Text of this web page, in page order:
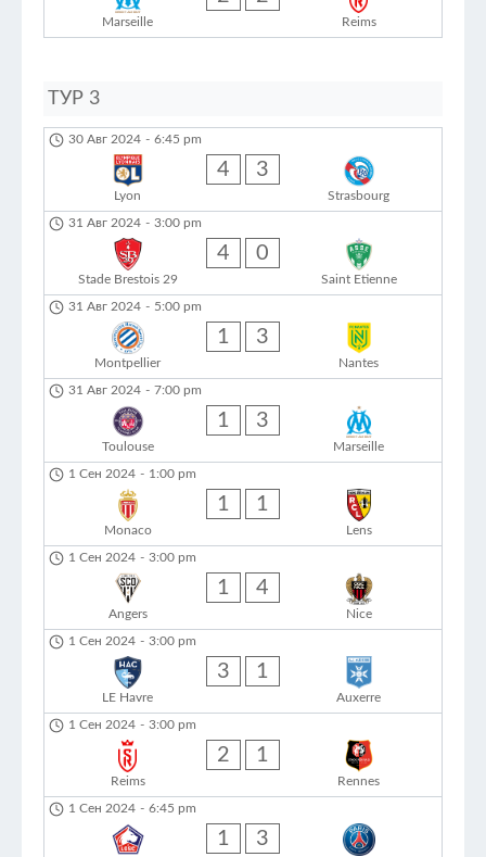
Marseille Reims
ТУР 3
30 Авг 2024 - 6:45 pm
Lyon
4 3
Strasbourg
31 Авг 2024 - 3:00 pm
Stade Brestois 29
4 0
Saint Etienne
31 Авг 2024 - 5:00 pm
Montpellier
1 3
Nantes
31 Авг 2024 - 7:00 pm
Toulouse
1 3
Marseille
1 Сен 2024 - 1:00 pm
Monaco
1 1
Lens
1 Сен 2024 - 3:00 pm
Angers
1 4
Nice
1 Сен 2024 - 3:00 pm
LE Havre
3 1
Auxerre
1 Сен 2024 - 3:00 pm
Reims
2 1
Rennes
1 Сен 2024 - 6:45 pm
1 3